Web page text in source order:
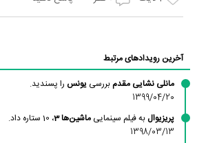
آخرین رویدادهای مرتبط
مانلی نشایی مقدمبررسی یونس را پسندید.
1399/04/20
پریزیوال به فیلم سینمایی ماشین‌ها 3 ، 10 ستاره داد.
1398/03/13